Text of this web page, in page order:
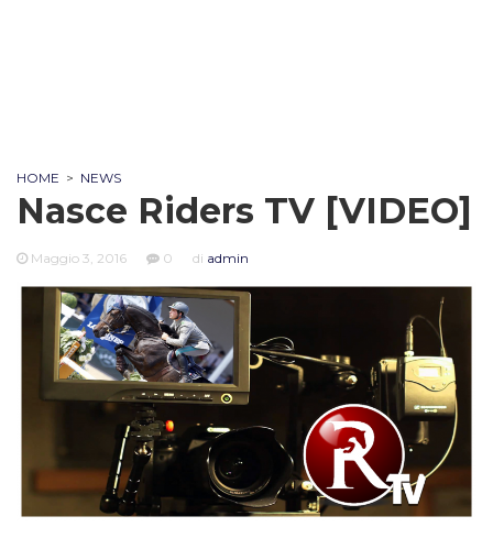
HOME > NEWS
Nasce Riders TV [VIDEO]
Maggio 3, 2016 0 di admin